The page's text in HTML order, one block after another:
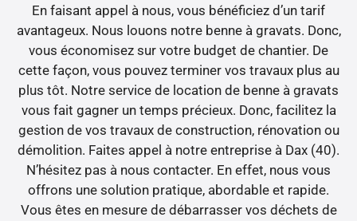
En faisant appel à nous, vous bénéficiez d’un tarif
avantageux. Nous louons notre benne à gravats. Donc,
vous économisez sur votre budget de chantier. De
cette façon, vous pouvez terminer vos travaux plus au
plus tôt. Notre service de location de benne à gravats
vous fait gagner un temps précieux. Donc, facilitez la
gestion de vos travaux de construction, rénovation ou
démolition. Faites appel à notre entreprise à Dax (40).
N’hésitez pas à nous contacter. En effet, nous vous
offrons une solution pratique, abordable et rapide.
Vous êtes en mesure de débarrasser vos déchets de